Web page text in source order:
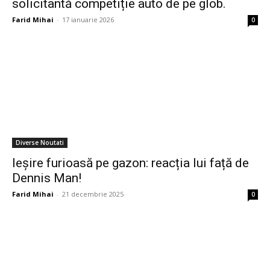
solicitantă competiție auto de pe glob.
Farid Mihai - 17 ianuarie 2026 0
Diverse Noutati
Ieșire furioasă pe gazon: reacția lui față de
Dennis Man!
Farid Mihai - 21 decembrie 2025 0